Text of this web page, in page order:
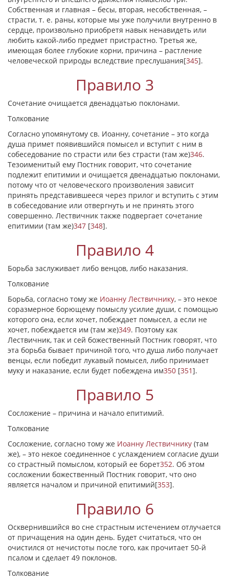
Собственная и главная – бесы, вторая, несобственная, –
страсти, т. е. раны, которые мы уже получили внутренно в
сердце, произвольно приобретя навык ненавидеть или
любить какой-либо предмет пристрастно. Третья же,
имеющая более глубокие корни, причина – растление
человеческой природы вследствие преслушания[345].
Правило 3
Сочетание очищается двенадцатью поклонами.
Толкование
Согласно упомянутому св. Иоанну, сочетание – это когда
душа примет появившийся помысел и вступит с ним в
собеседование по страсти или без страсти (там же)346.
Тезоименитый ему Постник говорит, что сочетание
подлежит епитимии и очищается двенадцатью поклонами,
потому что от человеческого произволения зависит
принять представившееся через прилог и вступить с этим
в собеседование или отвергнуть и не принять этого
совершенно. Лествичник также подвергает сочетание
епитимии (там же)347 [348].
Правило 4
Борьба заслуживает либо венцов, либо наказания.
Толкование
Борьба, согласно тому же Иоанну Лествичнику, – это некое
соразмерное борющему помыслу усилие души, с помощью
которого она, если хочет, побеждает помысел, а если не
хочет, побеждается им (там же)349. Поэтому как
Лествичник, так и сей божественный Постник говорят, что
эта борьба бывает причиной того, что душа либо получает
венцы, если победит лукавый помысел, либо принимает
муку и наказание, если будет побеждена им350 [351].
Правило 5
Сосложение – причина и начало епитимий.
Толкование
Сосложение, согласно тому же Иоанну Лествичнику (там
же), – это некое соединенное с услаждением согласие души
со страстный помыслом, который ее борет352. Об этом
сосложении божественный Постник говорит, что оно
является началом и причиной епитимий[353].
Правило 6
Осквернившийся во сне страстным истечением отлучается
от причащения на один день. Будет считаться, что он
очистился от нечистоты после того, как прочитает 50-й
псалом и сделает 49 поклонов.
Толкование